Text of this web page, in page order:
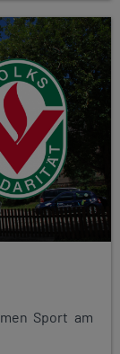
Sport am